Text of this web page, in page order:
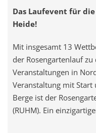
Das Laufevent für
Heide!
Mit insgesamt 13
der Rosengartenlauf
Veranstaltungen in
Veranstaltung mit Start
Berge ist der
(RUHM). Ein